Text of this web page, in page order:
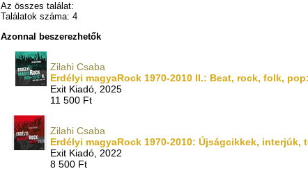
Az összes találat:
Találatok száma: 4
Azonnal beszerezhetők
Zilahi Csaba
Erdélyi magyaRock 1970-2010 II.: Beat, rock, folk,
Exit Kiadó, 2025
11 500 Ft
Zilahi Csaba
Erdélyi magyaRock 1970-2010: Újságcikkek,
Exit Kiadó, 2022
8 500 Ft